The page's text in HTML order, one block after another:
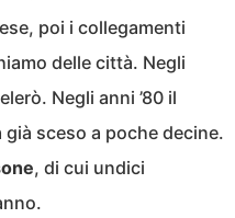
poi i collegamenti
delle città. Negli
Negli anni ’80 il
sceso a poche decine.
, di cui undici